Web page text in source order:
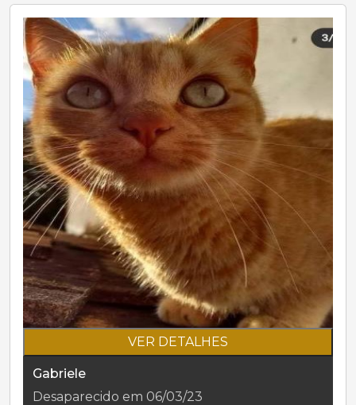
VER DETALHES
Gabriele
Desaparecido em 06/03/23